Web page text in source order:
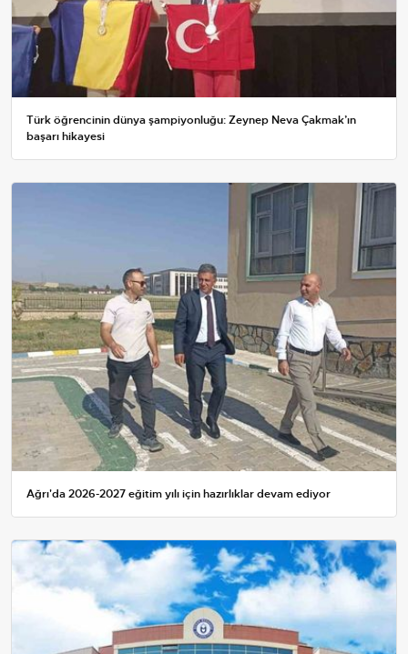
Türk öğrencinin dünya şampiyonluğu: Zeynep Neva Çakmak’ın
başarı hikayesi
Ağrı'da 2026-2027 eğitim yılı için hazırlıklar devam ediyor